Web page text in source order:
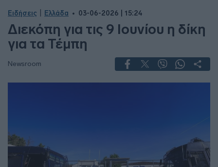
Ειδήσεις Ελλάδα 03-06-2026 | 15:24
Διεκόπη για τις 9 Ιουνίου η δίκη
για τα Τέμπη
Newsroom